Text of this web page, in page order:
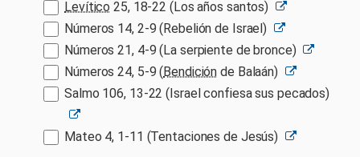
Levítico 25, 18-22 (Los años santos)
Números 14, 2-9 (Rebelión de Israel)
Números 21, 4-9 (La serpiente de bronce)
Números 24, 5-9 ( Bendición de Balaán)
Salmo 106, 13-22 (Israel confiesa sus pecados)
Mateo 4, 1-11 (Tentaciones de Jesús)